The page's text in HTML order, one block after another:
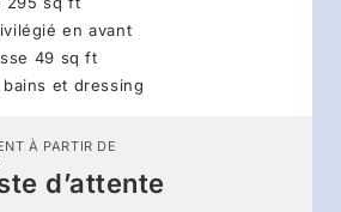
en avant
49 sq ft
et dressing
À PARTIR DE
d’attente